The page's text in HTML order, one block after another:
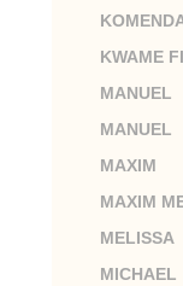
KWAME
MANUEL
MANUEL
MAXIM
MAXIM
MELISSA
MICHAEL